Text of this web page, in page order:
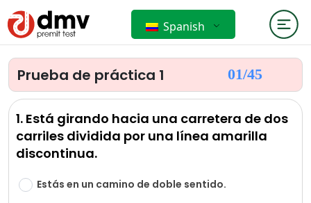
Spanish
Prueba de práctica 1 01/45
1. Está girando hacia una carretera de dos
carriles dividida por una línea amarilla
discontinua.
Estás en un camino de doble sentido.